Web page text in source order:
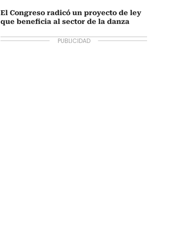
El Congreso radicó un proyecto de ley
que beneficia al sector de la danza